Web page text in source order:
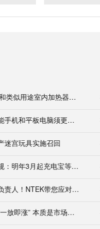
CQC开通家用和类似用途室内加热器节能认证业务
欧盟新规：智能手机和平板电脑须更耐用、节能且可维修
迷宫玩具实施召回
国家认监委新规：明年3月起充电宝等产品须加施CCC追溯二维码
速速安排欧盟负责人！NTEK带您应对新欧盟商品安全法规详解！
汽车检测费用“一放即涨” 本质是市场供应畸形